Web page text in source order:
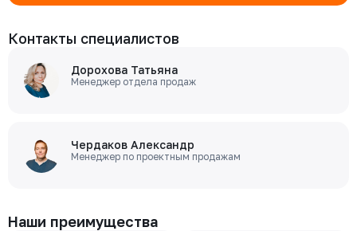
Контакты специалистов
Дорохова Татьяна
Менеджер отдела продаж
Чердаков Александр
Менеджер по проектным продажам
Наши преимущества